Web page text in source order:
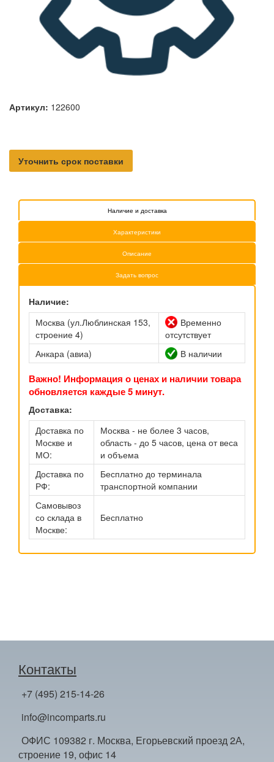
Артикул: 122600
Уточнить срок поставки
Наличие и доставка
Характеристики
Описание
Задать вопрос
Наличие:
Москва (ул.Люблинская 153,
строение 4)
Временно
отсутствует
Анкара (авиа)
В наличии
Важно! Информация о ценах и наличии товара
обновляется каждые 5 минут.
Доставка:
Доставка по
Москве и
МО:
Москва - не более 3 часов,
область - до 5 часов, цена от веса
и объема
Доставка по
РФ:
Бесплатно до терминала
транспортной компании
Самовывоз
со склада в
Москве:
Бесплатно
Контакты
+7 (495) 215-14-26
info@incomparts.ru
ОФИС 109382 г. Москва, Егорьевский проезд 2А,
строение 19, офис 14